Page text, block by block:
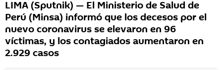
LIMA (Sputnik) — El Ministerio de Salud de
Perú (Minsa) informó que los decesos por el
nuevo coronavirus se elevaron en 96
víctimas, y los contagiados aumentaron en
2.929 casos